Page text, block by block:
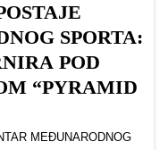
SPORTA:
POD
“PYRAMID